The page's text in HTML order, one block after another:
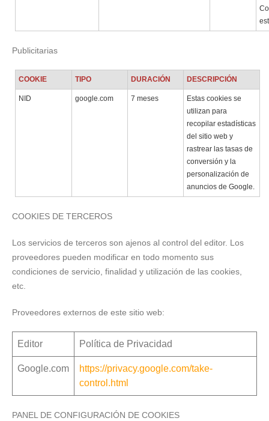
Publicitarias
COOKIE TIPO DURACIÓN DESCRIPCIÓN
NID google.com 7 meses
Estas cookies se
utilizan para
recopilar estadísticas
del sitio web y
rastrear las tasas de
conversión y la
personalización de
anuncios de Google.
COOKIES DE TERCEROS
Los servicios de terceros son ajenos al control del editor. Los
proveedores pueden modificar en todo momento sus
condiciones de servicio, finalidad y utilización de las cookies,
etc.
Proveedores externos de este sitio web:
Editor Política de Privacidad
Google.com
https://privacy.google.com/take-
control.html
PANEL DE CONFIGURACIÓN DE COOKIES